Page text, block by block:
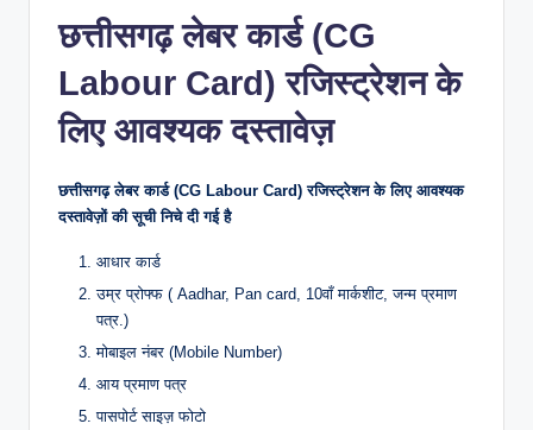
छत्तीसगढ़ लेबर कार्ड (CG
Labour Card) रजिस्ट्रेशन के
लिए आवश्यक दस्तावेज़
छत्तीसगढ़ लेबर कार्ड (CG Labour Card) रजिस्ट्रेशन के लिए आवश्यक
दस्तावेज़ों की सूची निचे दी गई है
आधार कार्ड
उम्र प्रोफ्फ ( Aadhar, Pan card, 10वाँ मार्कशीट, जन्म प्रमाण
पत्र.)
मोबाइल नंबर (Mobile Number)
आय प्रमाण पत्र
पासपोर्ट साइज़ फोटो